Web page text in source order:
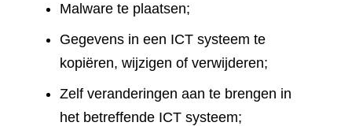
Malware te plaatsen;
Gegevens in een ICT systeem te
kopiëren, wijzigen of verwijderen;
Zelf veranderingen aan te brengen in
het betreffende ICT systeem;